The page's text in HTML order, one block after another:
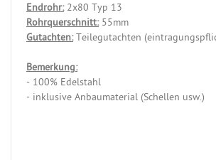
Endrohr:2x80 Typ 13
Rohrquerschnitt:55mm
Gutachten:Teilegutachten
Bemerkung:
- 100% Edelstahl
- inklusive Anbaumaterial (Schellen usw.)